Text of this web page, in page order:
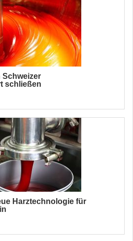
Schweizer
schließen
Harztechnologie für